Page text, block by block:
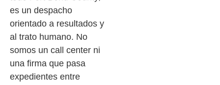
es un despacho
orientado a resultados y
al trato humano. No
somos un call center ni
una firma que pasa
expedientes entre